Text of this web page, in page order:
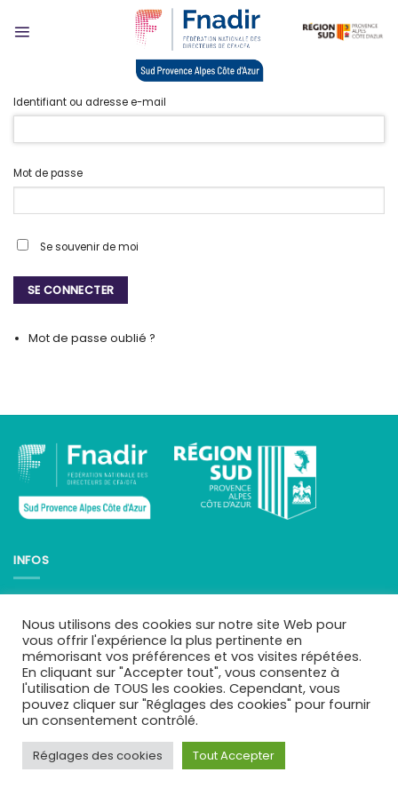
Identifiant ou adresse e-mail
Mot de passe
Se souvenir de moi
SE CONNECTER
Mot de passe oublié ?
INFOS
Qui sommes-nous ?
Mentions légales
Téléchargements
Mes CFA
Se connecter
Copyright 2026 ©apprentissage-sud.fr
Nous utilisons des cookies sur notre site Web pour
vous offrir l'expérience la plus pertinente en
mémorisant vos préférences et vos visites répétées.
En cliquant sur "Accepter tout", vous consentez à
l'utilisation de TOUS les cookies. Cependant, vous
pouvez cliquer sur "Réglages des cookies" pour fournir
un consentement contrôlé.
Réglages des cookies Tout Accepter